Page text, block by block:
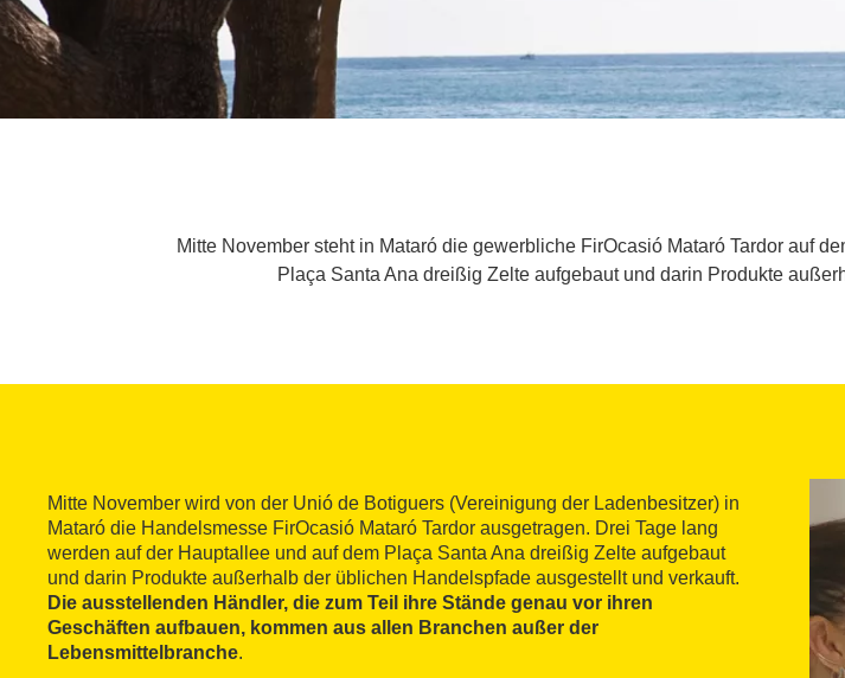
Mitte November steht in Mataró die gewerbliche FirOcasió Mataró Tardor auf
Plaça Santa Ana dreißig Zelte aufgebaut und darin Produkte
Mitte November wird von der Unió de Botiguers (Vereinigung der Ladenbesitzer) in
Mataró die Handelsmesse FirOcasió Mataró Tardor ausgetragen. Drei Tage lang
werden auf der Hauptallee und auf dem Plaça Santa Ana dreißig Zelte aufgebaut
und darin Produkte außerhalb der üblichen Handelspfade ausgestellt und verkauft.
Die ausstellenden Händler, die zum Teil ihre Stände genau vor ihren
Geschäften aufbauen, kommen aus allen Branchen außer der
Lebensmittelbranche.